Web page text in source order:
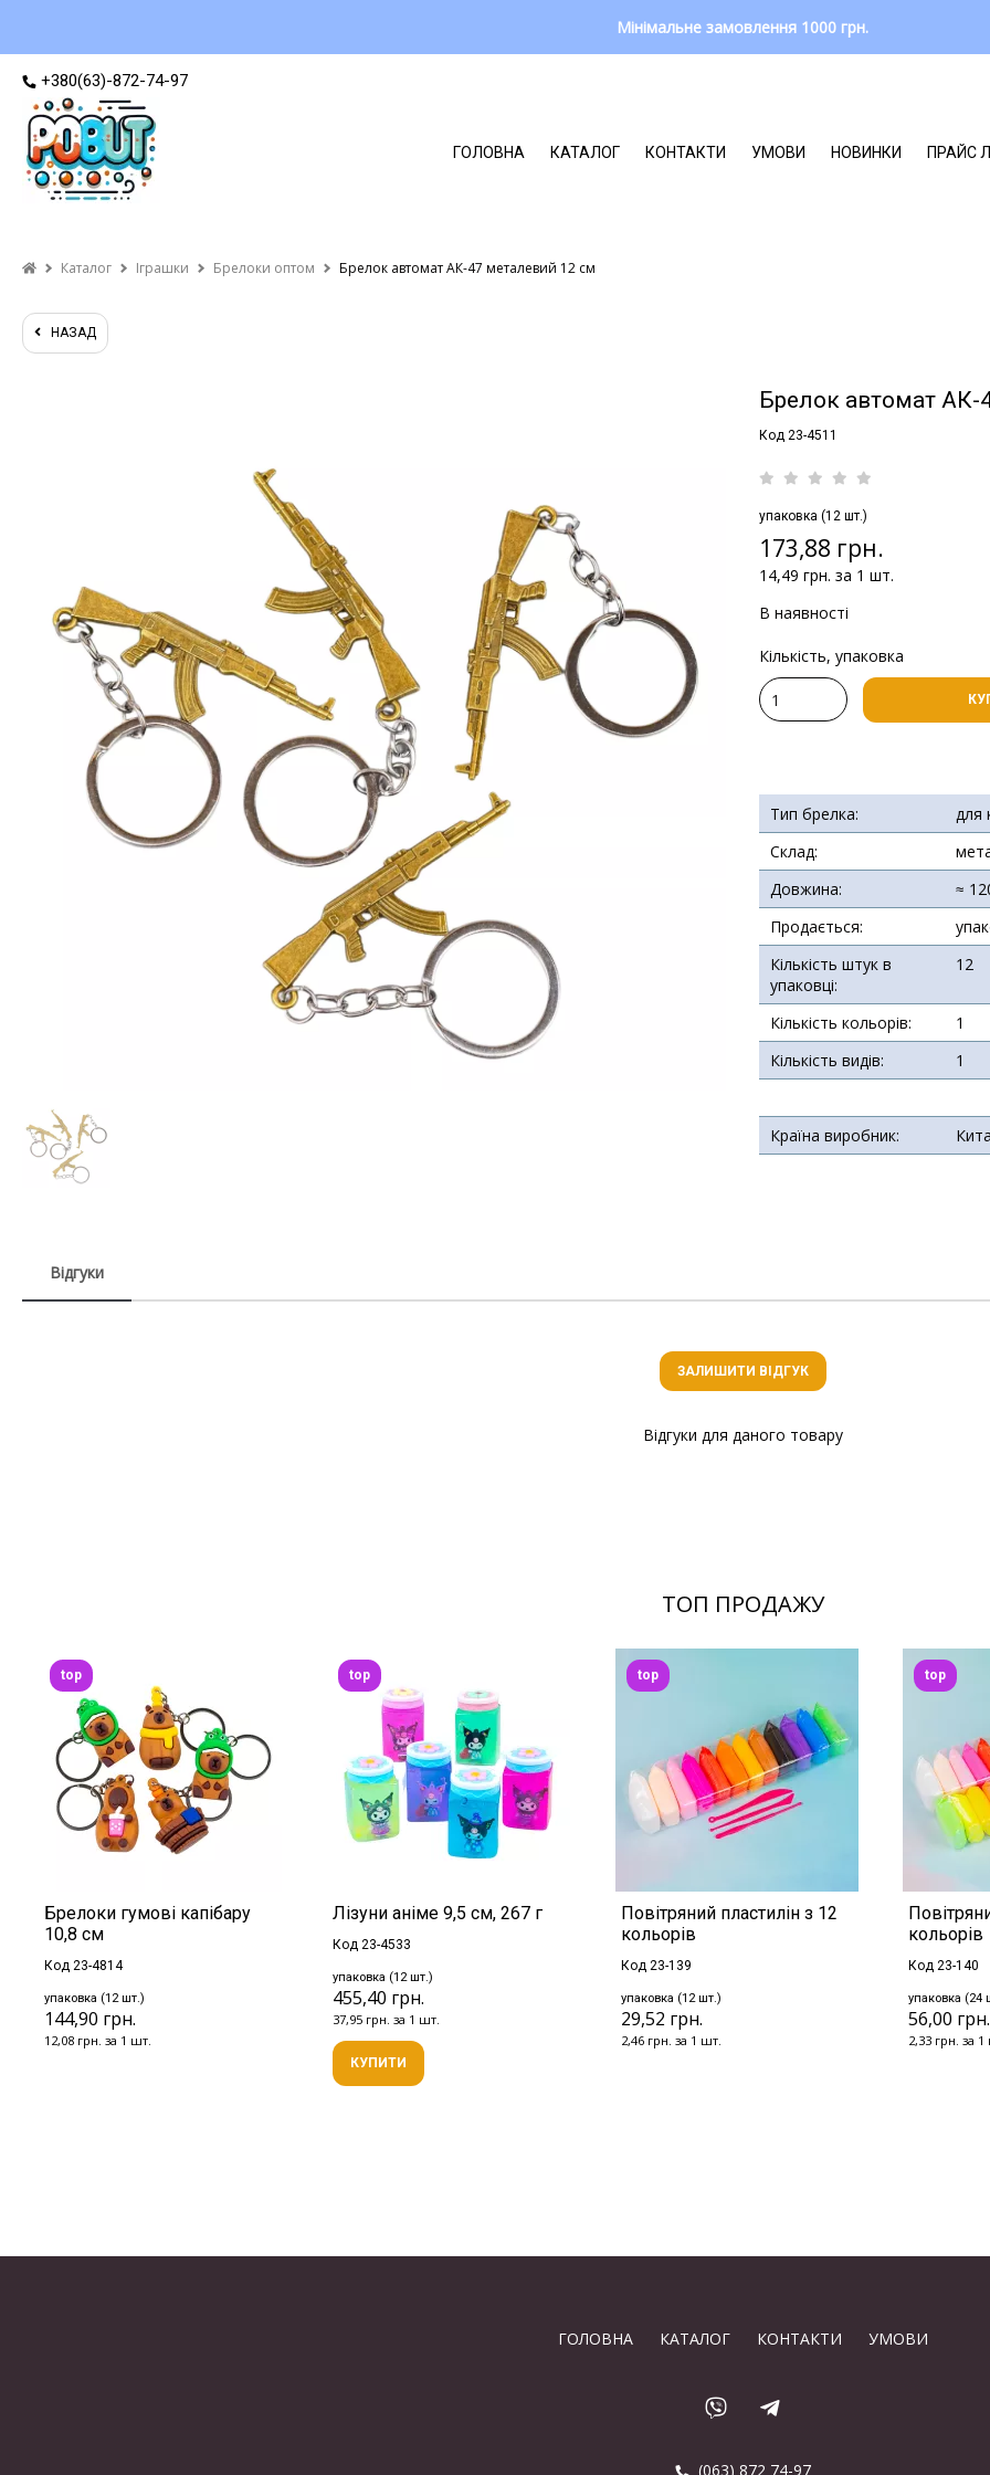
Мінімальне замовлення 1000 грн.
+380(63)-872-74-97
ГОЛОВНА КАТАЛОГ КОНТАКТИ УМОВИ НОВИНКИ ПРАЙС
Каталог Іграшки Брелоки оптом Брелок автомат АК-47 металевий 12 см
НАЗАД
Брелок автомат
Код 23-4511
упаковка (12 шт.)
173,88 грн.
14,49 грн. за 1 шт.
В наявності
Кількість, упаковка
Тип брелка:
для
Склад:
Довжина:
≈
Продається:
Кількість штук в
упаковці:
12
Кількість кольорів:
1
Кількість видів:
1
Країна виробник:
Відгуки
ЗАЛИШИТИ ВІДГУК
Відгуки для даного товару
ТОП ПРОДАЖУ
Брелоки гумові капібару
10,8 см
Код 23-4814
упаковка (12 шт.)
144,90 грн.
12,08 грн. за 1 шт.
top
Лізуни аніме 9,5 см, 267 г
Код 23-4533
упаковка (12 шт.)
455,40 грн.
37,95 грн. за 1 шт.
top
КУПИТИ
Повітряний пластилін з 12
кольорів
Код 23-139
упаковка (12 шт.)
29,52 грн.
2,46 грн. за 1 шт.
top
кольорів
Код 23-140
упаковка (24
56,00 грн.
2,33 грн. за
top
ГОЛОВНА КАТАЛОГ КОНТАКТИ УМОВИ
(063) 872 74-97